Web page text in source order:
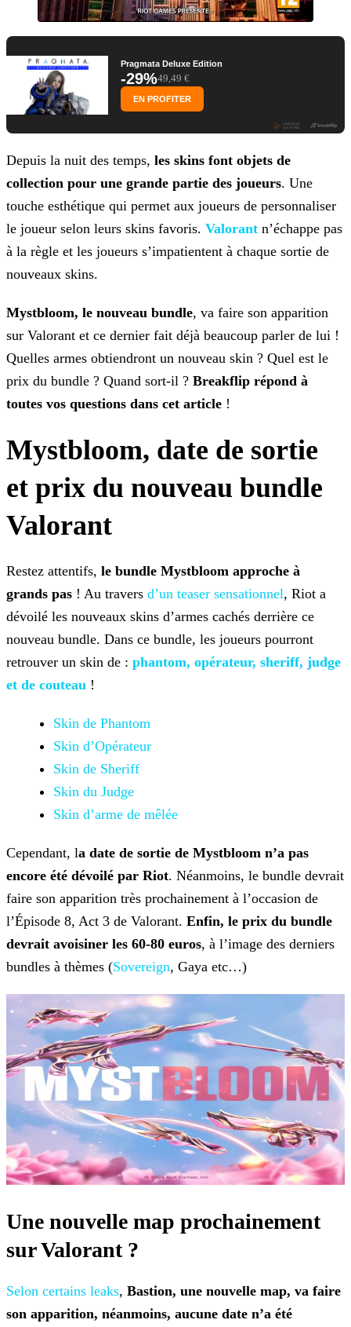
Pragmata Deluxe Edition
-29%49,49 €
EN PROFITER
Depuis la nuit des temps, les skins font objets de
collection pour une grande partie des joueurs. Une
touche esthétique qui permet aux joueurs de personnaliser
le joueur selon leurs skins favoris. Valorant n’échappe pas
à la règle et les joueurs s’impatientent à chaque sortie de
nouveaux skins.
Mystbloom, le nouveau bundle, va faire son apparition
sur Valorant et ce dernier fait déjà beaucoup parler de lui !
Quelles armes obtiendront un nouveau skin ? Quel est le
prix du bundle ? Quand sort-il ? Breakflip répond à
toutes vos questions dans cet article !
Mystbloom, date de sortie
et prix du nouveau bundle
Valorant
Restez attentifs, le bundle Mystbloom approche à
grands pas ! Au travers d’un teaser sensationnel, Riot a
dévoilé les nouveaux skins d’armes cachés derrière ce
nouveau bundle. Dans ce bundle, les joueurs pourront
retrouver un skin de : phantom, opérateur, sheriff, judge
et de couteau !
Skin de Phantom
Skin d’Opérateur
Skin de Sheriff
Skin du Judge
Skin d’arme de mêlée
Cependant, la date de sortie de Mystbloom n’a pas
encore été dévoilé par Riot. Néanmoins, le bundle devrait
faire son apparition très prochainement à l’occasion de
l’Épisode 8, Act 3 de Valorant. Enfin, le prix du bundle
devrait avoisiner les 60-80 euros, à l’image des derniers
bundles à thèmes (Sovereign, Gaya etc…)
Une nouvelle map prochainement
sur Valorant ?
Selon certains leaks, Bastion, une nouvelle map, va faire
son apparition, néanmoins, aucune date n’a été